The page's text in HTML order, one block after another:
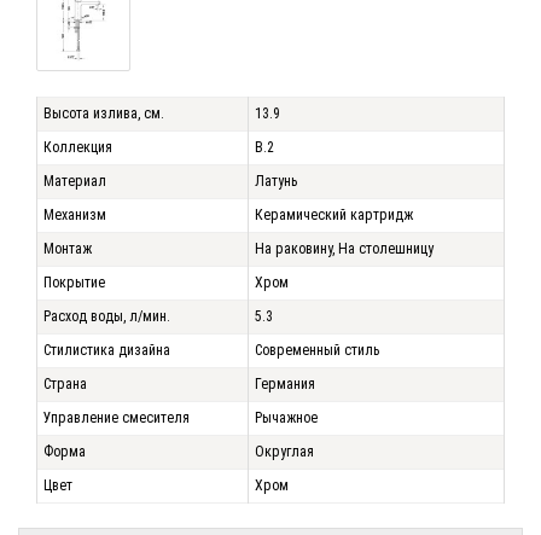
Высота излива, см.
13.9
Коллекция
B.2
Материал
Латунь
Механизм
Керамический картридж
Монтаж
На раковину, На столешницу
Покрытие
Хром
Расход воды, л/мин.
5.3
Стилистика дизайна
Современный стиль
Страна
Германия
Управление смесителя
Рычажное
Форма
Округлая
Цвет
Хром